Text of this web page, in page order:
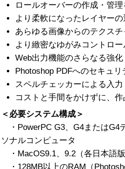
ロールオーバーの作成・管
より柔軟になったレイヤー
あらゆる画像からのテクス
より緻密なゆがみコントロー
Web出力機能のさらなる強化
Photoshop PDFへのセキュリ
スペルチェッカーによる入
コストと手間をかけずに、
＜必要システム構成＞
・PowerPC G3、G4またはG4
ソナルコンピュータ
・MacOS9.1、9.2（各日本語
・128MB以上のRAM（